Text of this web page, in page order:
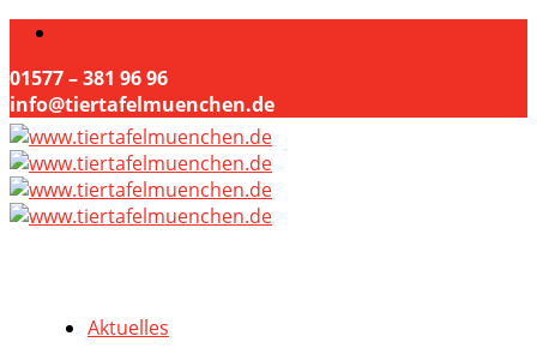
01577 – 381 96 96
info@tiertafelmuenchen.de
Aktuelles